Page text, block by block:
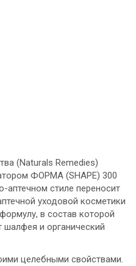
(Naturals Remedies)
ФОРМА (SHAPE) 300
стиле переносит
уходовой косметики
в состав которой
шалфея и органический
целебными свойствами.